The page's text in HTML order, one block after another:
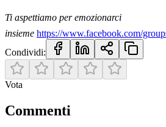
Ti aspettiamo per emozionarci
insieme https://www.facebook.com/
Condividi:
Vota
Commenti